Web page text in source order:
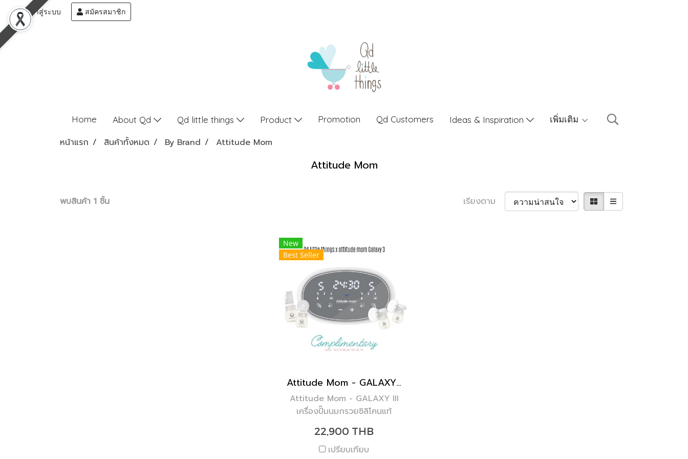
เข้าสู่ระบบ สมัครสมาชิก
Home About Qd Qd little things Product Promotion Qd Customers Ideas & Inspiration เพิ่มเติม
หน้าแรก สินค้าทั้งหมด By Brand Attitude Mom
Attitude Mom
พบสินค้า 1 ชิ้น เรียงตาม
New
Best Seller
Attitude Mom - GALAXY III
Attitude Mom - GALAXY III
เครื่องปั๊มนมกรวยซิลิโคนแท้
22,900 THB
เปรียบเทียบ